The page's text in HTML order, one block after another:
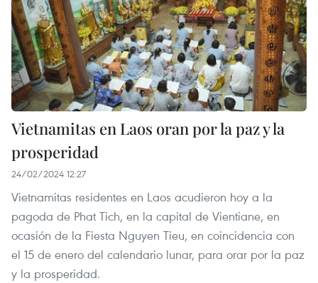
Vietnamitas en Laos oran por la paz y la
prosperidad
24/02/2024 12:27
Vietnamitas residentes en Laos acudieron hoy a la
pagoda de Phat Tich, en la capital de Vientiane, en
ocasión de la Fiesta Nguyen Tieu, en coincidencia con
el 15 de enero del calendario lunar, para orar por la paz
y la prosperidad.